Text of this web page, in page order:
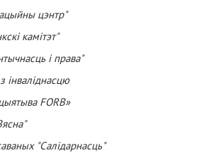
цэнтр"
камітэт"
і права"
інваліднасцю
FORB»
"Салідарнасць"